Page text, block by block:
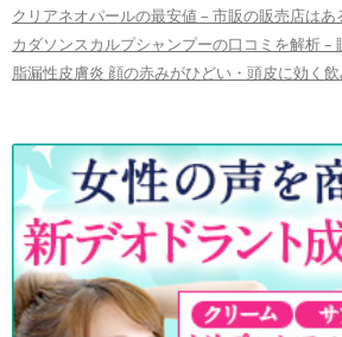
クリアネオパールの最安値 – 市販の販売店はあ
カダソンスカルプシャンプーの口コミを解析 –
脂漏性皮膚炎 顔の赤みがひどい・頭皮に効く